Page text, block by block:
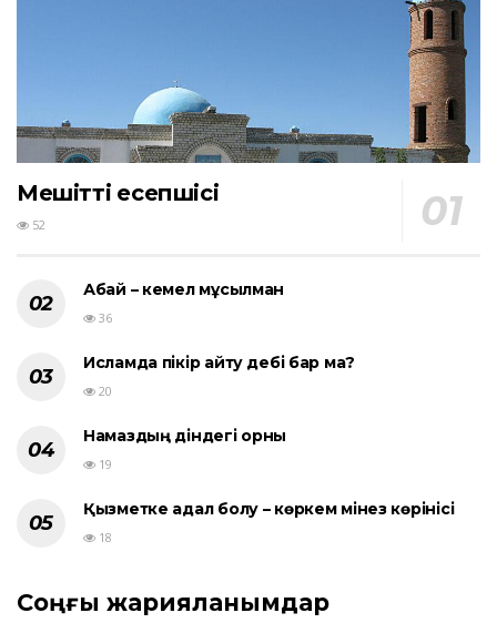
Мешіттің есепшісі
52
Абай – кемел мұсылман
36
Исламда пікір айту әдебі бар ма?
20
Намаздың діндегі орны
19
Қызметке адал болу – көркем мінез көрінісі
18
Соңғы жарияланымдар